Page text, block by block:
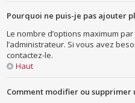
Pourquoi ne puis-je pas ajouter
Le nombre d’options maximum
l’administrateur. Si vous avez
contactez-le.
Haut
Comment modifier ou supprimer